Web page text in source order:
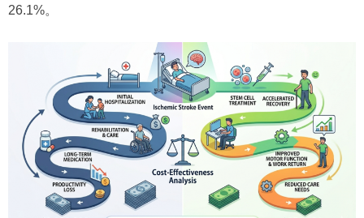
26.1%。